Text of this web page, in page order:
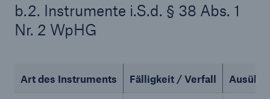
b.2. Instrumente i.S.d. § 38 Abs. 1
Nr. 2 WpHG
Art des Instruments Fälligkeit / Verfall
MIRA Digital Suite